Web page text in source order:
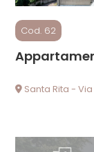
Cod. 62
Santa Rita -
Qualsiasi
1